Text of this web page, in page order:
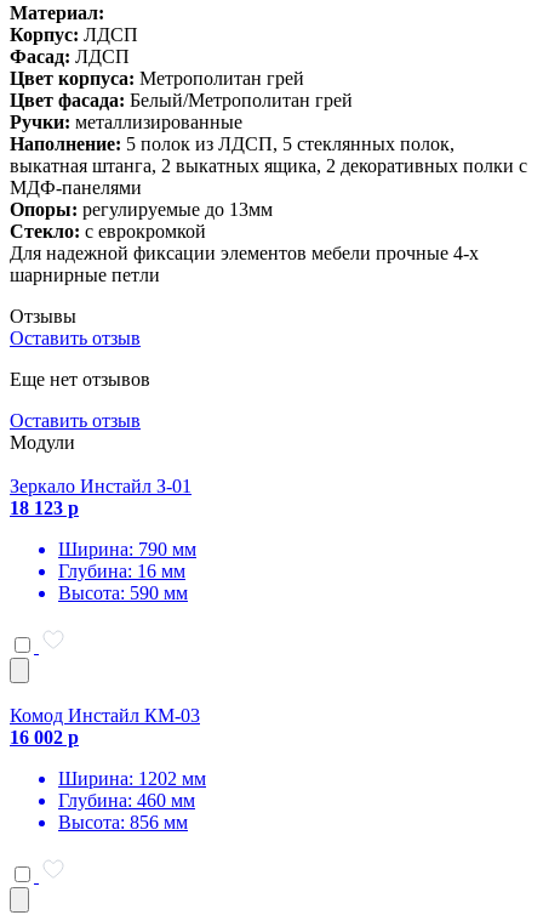
Материал:
Корпус: ЛДСП
Фасад: ЛДСП
Цвет корпуса: Метрополитан грей
Цвет фасада: Белый/Метрополитан грей
Ручки: металлизированные
Наполнение: 5 полок из ЛДСП, 5 стеклянных полок,
выкатная штанга, 2 выкатных ящика, 2 декоративных полки с
МДФ-панелями
Опоры: регулируемые до 13мм
Стекло: с еврокромкой
Для надежной фиксации элементов мебели прочные 4-х
шарнирные петли
Отзывы
Оставить отзыв
Еще нет отзывов
Оставить отзыв
Модули
Зеркало Инстайл З-01
18 123 р
Ширина: 790 мм
Глубина: 16 мм
Высота: 590 мм
Комод Инстайл КМ-03
16 002 р
Ширина: 1202 мм
Глубина: 460 мм
Высота: 856 мм